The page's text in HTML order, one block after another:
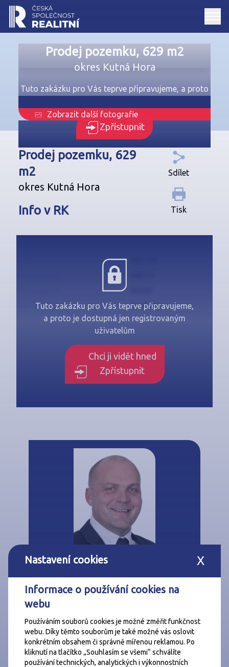
Nastavení cookies X
Informace o používání cookies na
webu
Používáním souborů cookies je možné změřit funkčnost
webu. Díky těmto souborům je také možné vás oslovit
konkrétním obsahem či správně mířenou reklamou. Po
kliknutí na tlačítko „Souhlasím se všemi“ schválíte
používání technických, analytických i výkonnostních
Prodej pozemku, 629 m2
okres Kutná Hora
Tuto zakázku pro Vás teprve připravujeme, a proto
Zpřístupnit
Zobrazit další fotografie
Prodej pozemku, 629
m2
okres Kutná Hora
Info v RK
Sdílet
Tisk
Typ nemovitosti Pozemky
Tuto zakázku pro Vás teprve připravujeme,
a proto je dostupná jen registrovaným
uživatelům
Chci ji vidět hned
Zpřístupnit
Michal Šebor
+420 730701037
misebor@csrealitni.cz
Mám zájem o prohlídku a další